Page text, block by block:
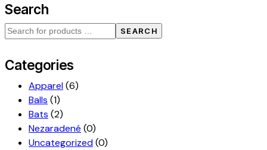
Search
SEARCH
Categories
Apparel(6)
Balls (1)
Bats (2)
Nezaradené (0)
Uncategorized(0)